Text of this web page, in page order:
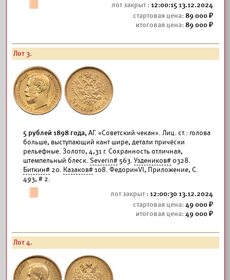
12:00:15 13.12.2024
89 000
89 000
Лот 3.
5 рублей 1898 года,АГ. «Советский чекан». Лиц. ст.: голова
больше, выступающий кант шире, детали причёски
рельефные. Золото, 4,31 г. Сохранность отличная,
штемпельный блеск. Severin# 563. Уздеников# 0328.
Биткин# 20. Казаков# 108. ФедоринVI, Приложение, С.
493, # 2.
12:00:30 13.12.2024
49 000
49 000
Лот 4.